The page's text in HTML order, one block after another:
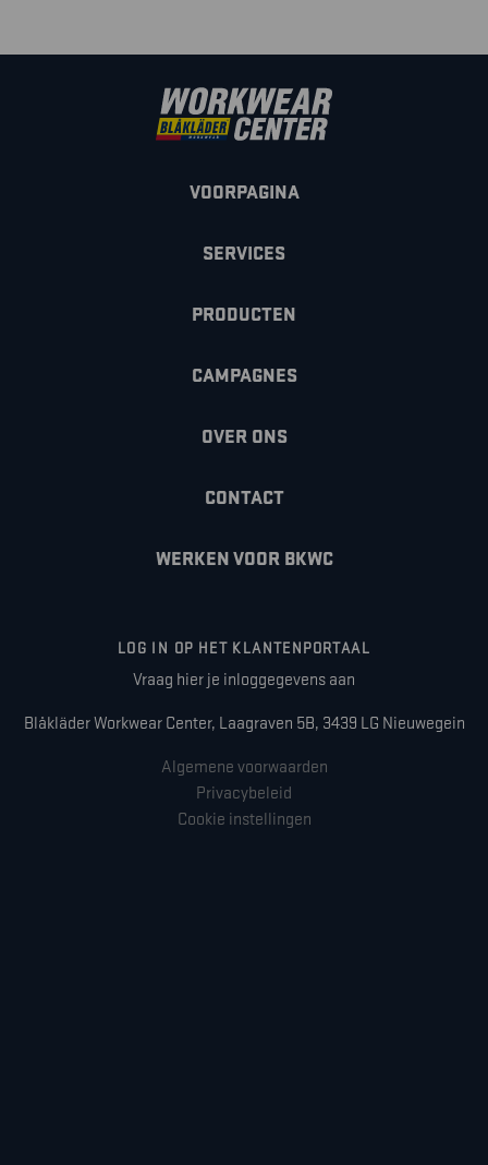
VOORPAGINA
SERVICES
PRODUCTEN
CAMPAGNES
OVER ONS
CONTACT
WERKEN VOOR BKWC
LOG IN OP HET KLANTENPORTAAL
Vraag hier je inloggegevens aan
Blåkläder Workwear Center, Laagraven 5B, 3439 LG Nieuwegein
Algemene voorwaarden
Privacybeleid
Cookie instellingen